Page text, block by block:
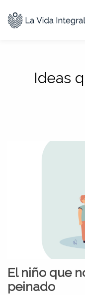
Ideas
El niño que
peinado